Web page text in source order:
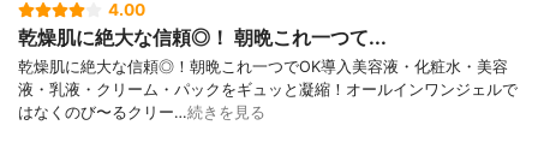
4.00
乾燥肌に絶大な信頼◎！ 朝晩これ一つて...
乾燥肌に絶大な信頼◎！朝晩これ一つでOK導入美容液・化粧水・美容
液・乳液・クリーム・パックをギュッと凝縮！オールインワンジェルで
はなくのび〜るクリー…続きを見る